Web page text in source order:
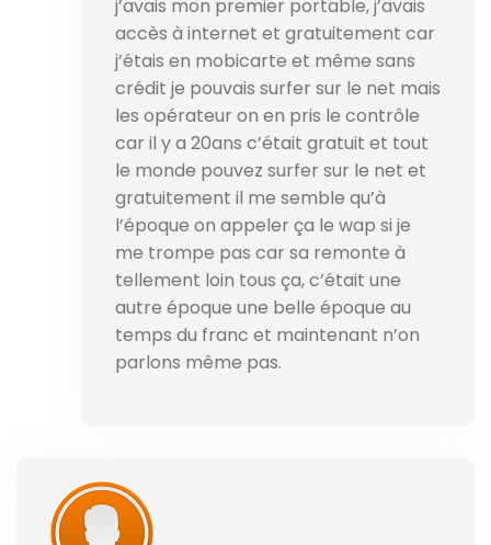
j’avais mon premier portable, j’avais
accès à internet et gratuitement car
j’étais en mobicarte et même sans
crédit je pouvais surfer sur le net mais
les opérateur on en pris le contrôle
car il y a 20ans c’était gratuit et tout
le monde pouvez surfer sur le net et
gratuitement il me semble qu’à
l’époque on appeler ça le wap si je
me trompe pas car sa remonte à
tellement loin tous ça, c’était une
autre époque une belle époque au
temps du franc et maintenant n’on
parlons même pas.